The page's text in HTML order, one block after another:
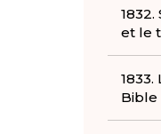
et le
Bible